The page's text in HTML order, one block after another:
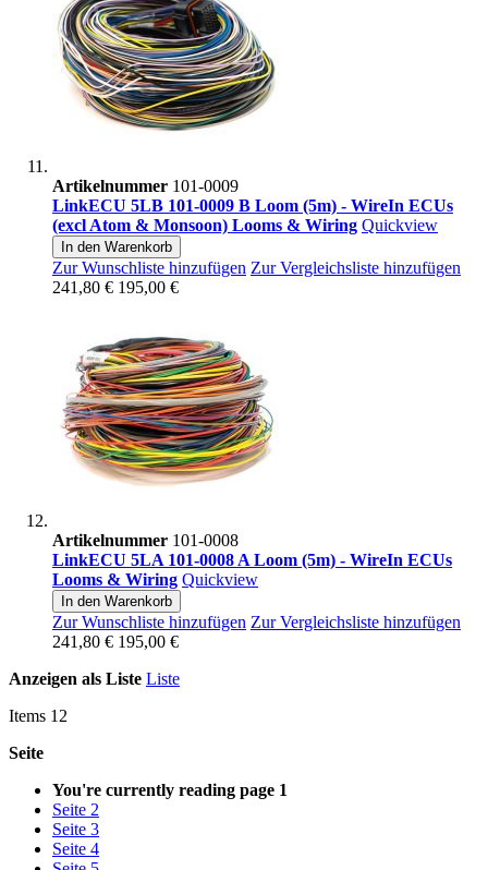
Artikelnummer 101-0009
LinkECU 5LB 101-0009 B Loom (5m) - WireIn ECUs
(excl Atom & Monsoon) Looms & Wiring Quickview
In den Warenkorb
Zur Wunschliste hinzufügen Zur Vergleichsliste hinzufügen
241,80 € 195,00 €
Artikelnummer 101-0008
LinkECU 5LA 101-0008 A Loom (5m) - WireIn ECUs
Looms & Wiring Quickview
In den Warenkorb
Zur Wunschliste hinzufügen Zur Vergleichsliste hinzufügen
241,80 € 195,00 €
Anzeigen als Liste Liste
Items 12
Seite
You're currently reading page 1
Seite 2
Seite 3
Seite 4